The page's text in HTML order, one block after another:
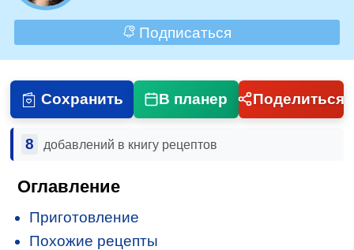
Подписаться
Сохранить В планер Поделиться
8 добавлений в книгу рецептов
Оглавление
Приготовление
Похожие рецепты